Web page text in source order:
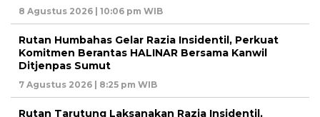
8 Agustus 2026 | 10:06 pm WIB
Rutan Humbahas Gelar Razia Insidentil, Perkuat
Komitmen Berantas HALINAR Bersama Kanwil
Ditjenpas Sumut
7 Agustus 2026 | 8:25 pm WIB
Rutan Tarutung Laksanakan Razia Insidentil,